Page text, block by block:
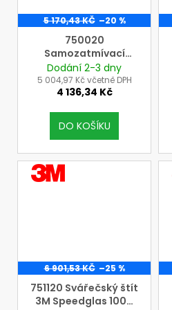
5 170,43 KČ –20 %
750020
Samozatmívací
kazeta 3M Speedglas
100V 3/8-12 (změna
zatemnění ze st. 3 na
Dodání 2-3 dny
5 004,97 Kč včetně DPH
4 136,34 Kč
DO KOŠÍKU
VÝROBCE
3M
6 901,53 KČ –25 %
751120 Svářečský štít
3M Speedglas 100V